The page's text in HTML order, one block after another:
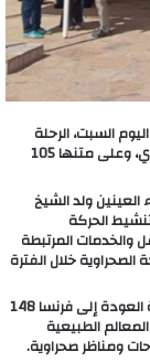
السبت، الرحلة
العاشرة القادمة من فرنسا ضمن الموسم السياحي الجاري، وعلى متنها 105
ولد الشيخ
الحركة
والخدمات المرتبطة
خلال الفترة
وأوضح الشيخ سعد بوه أن الطائرة نفسها أقلت في رحلة العودة إلى فرنسا 148
الطبيعية
ومناظر صحراوية.